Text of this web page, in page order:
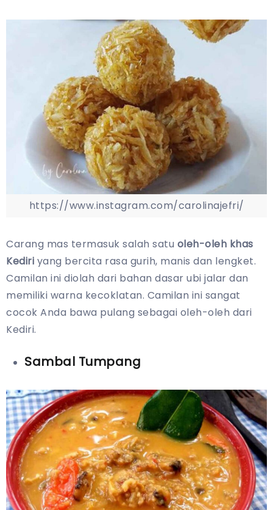
https://www.instagram.com/carolinajefri/
Carang mas termasuk salah satu oleh-oleh khas
Kediri yang bercita rasa gurih, manis dan lengket.
Camilan ini diolah dari bahan dasar ubi jalar dan
memiliki warna kecoklatan. Camilan ini sangat
cocok Anda bawa pulang sebagai oleh-oleh dari
Kediri.
Sambal Tumpang